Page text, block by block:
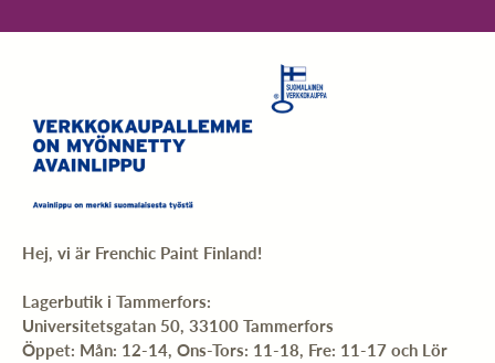
Hej, vi är Frenchic Paint Finland!
Lagerbutik i Tammerfors:
Universitetsgatan 50, 33100 Tammerfors
Öppet: Mån: 12-14, Ons-Tors: 11-18, Fre: 11-17 och Lör